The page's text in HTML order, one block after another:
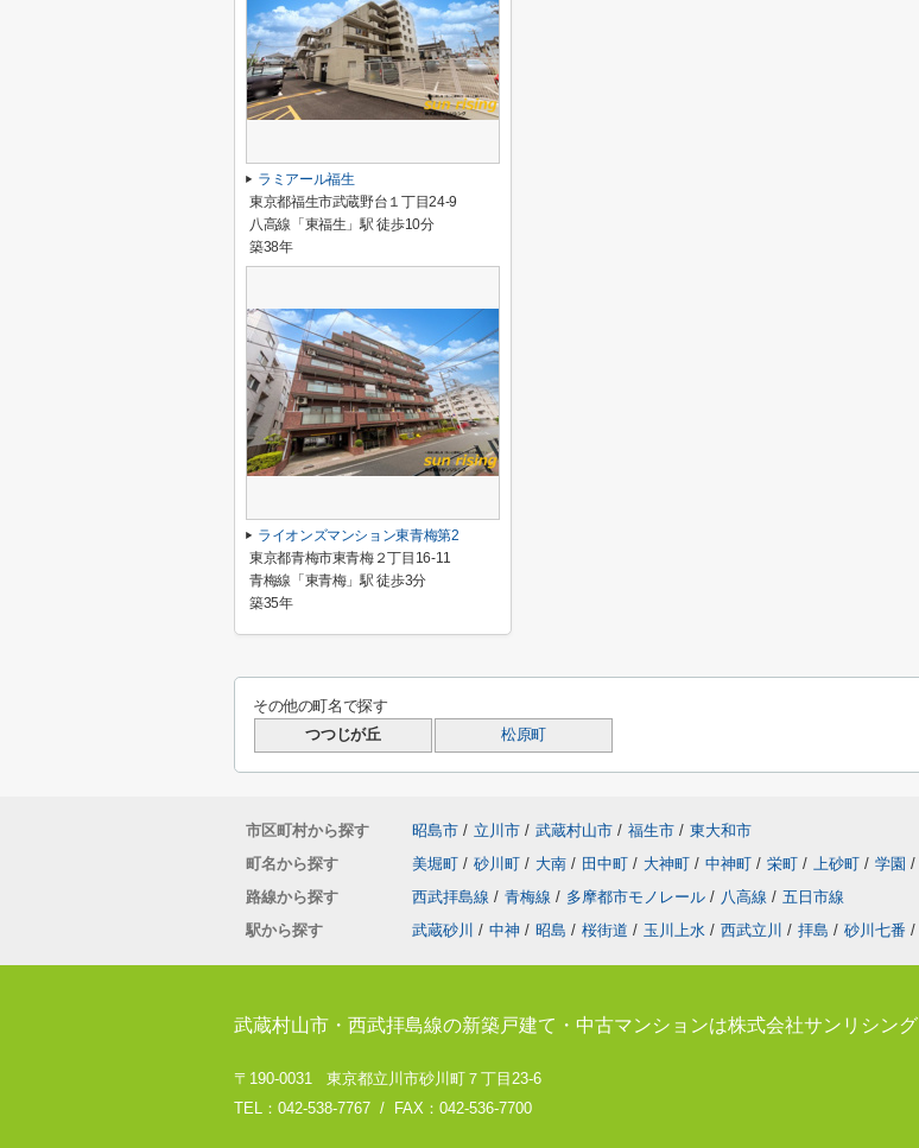
ラミアール福生
東京都福生市武蔵野台１丁目24-9
八高線「東福生」駅 徒歩10分
築38年
ライオンズマンション東青梅第2
東京都青梅市東青梅２丁目16-11
青梅線「東青梅」駅 徒歩3分
築35年
その他の町名で探す
つつじが丘 松原町
市区町村から探す 昭島市 / 立川市 / 武蔵村山市 / 福生市 / 東大和市
町名から探す
美堀町 / 砂川町 / 大南 / 田中町 / 大神町 / 中神町 / 栄町 / 上砂町 / 学園 /
路線から探す
西武拝島線 / 青梅線 / 多摩都市モノレール / 八高線 / 五日市線
駅から探す
武蔵砂川 / 中神 / 昭島 / 桜街道 / 玉川上水 / 西武立川 / 拝島 / 砂川七番 /
武蔵村山市・西武拝島線の新築戸建て・中古マンションは株式会社サンリシング
〒190-0031 東京都立川市砂川町７丁目23-6
TEL：042-538-7767 / FAX：042-536-7700